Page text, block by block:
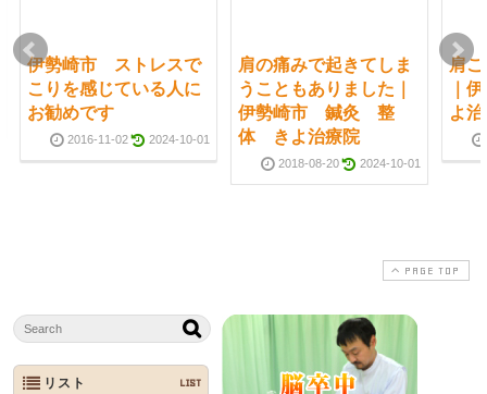
伊勢崎市 ストレスで
こりを感じている人に
お勧めです
2016-11-02 2024-10-01
肩の痛みで起きてしま
うこともありました｜
伊勢崎市 鍼灸 整
体 きよ治療院
2018-08-20 2024-10-01
肩
｜
よ
PAGE TOP
リスト LIST